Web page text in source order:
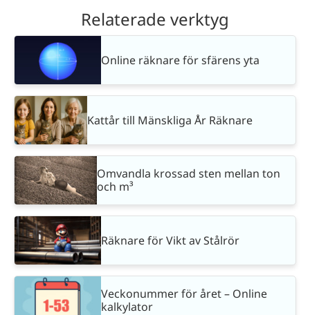
Relaterade verktyg
Online räknare för sfärens yta
Kattår till Mänskliga År Räknare
Omvandla krossad sten mellan ton
och m³
Räknare för Vikt av Stålrör
Veckonummer för året – Online
kalkylator